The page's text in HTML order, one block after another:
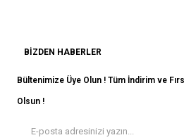
BIZDEN HABERLER
Bültenimize Üye Olun ! Tüm İndirim ve
Olsun !